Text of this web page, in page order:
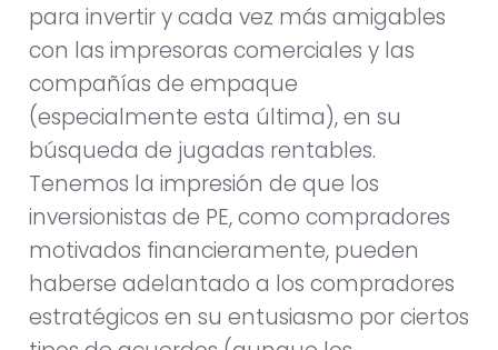
para invertir y cada vez más amigables
con las impresoras comerciales y las
compañías de empaque
(especialmente esta última), en su
búsqueda de jugadas rentables.
Tenemos la impresión de que los
inversionistas de PE, como compradores
motivados financieramente, pueden
haberse adelantado a los compradores
estratégicos en su entusiasmo por ciertos